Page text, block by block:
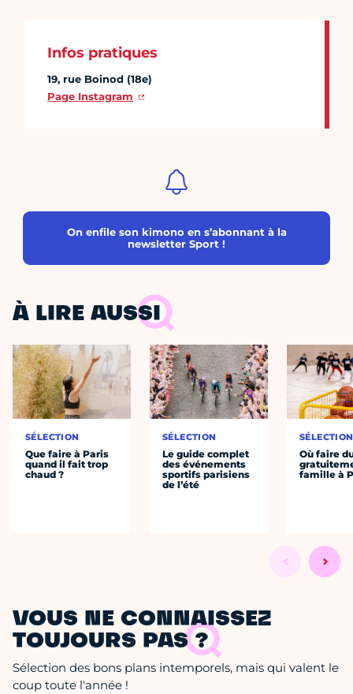
Infos pratiques
19, rue Boinod (18e)
Page Instagram
On enfile son kimono en s’abonnant à la
newsletter Sport !
À LIRE AUSSI
SÉLECTION
Que faire à Paris
quand il fait trop
chaud ?
SÉLECTION
Le guide complet
des événements
sportifs parisiens
de l’été
SÉLECTION
Où faire
famille à
VOUS NE CONNAISSEZ
TOUJOURS PAS ?
Sélection des bons plans intemporels, mais qui valent le
coup toute l'année !